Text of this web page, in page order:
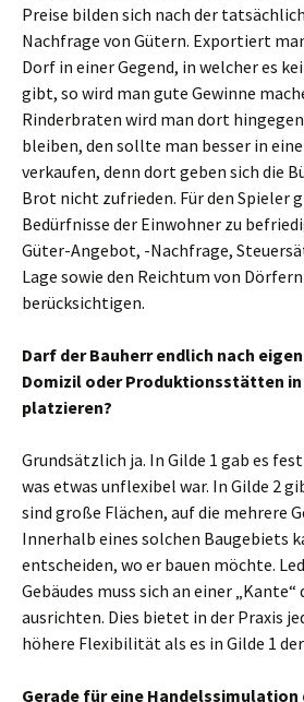
Preise bilden sich nach der
Nachfrage von Gütern. Exportiert
Dorf in einer Gegend, in welcher es
gibt, so wird man gute Gewinne
Rinderbraten wird man dort
bleiben, den sollte man besser in
verkaufen, denn dort geben sich die
Brot nicht zufrieden. Für den Spieler
Bedürfnisse der Einwohner zu
Güter-Angebot, -Nachfrage,
Lage sowie den Reichtum von
berücksichtigen.
Darf der Bauherr endlich nach
Domizil oder Produktionsstätten
platzieren?
Grundsätzlich ja. In Gilde 1 gab es
was etwas unflexibel war. In Gilde 2
sind große Flächen, auf die mehrere
Innerhalb eines solchen Baugebiets
entscheiden, wo er bauen möchte.
Gebäudes muss sich an einer „Kante“
ausrichten. Dies bietet in der Praxis
höhere Flexibilität als es in Gilde 1
Gerade für eine